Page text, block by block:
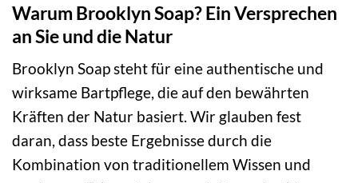
Warum Brooklyn Soap? Ein Versprechen
an Sie und die Natur
Brooklyn Soap steht für eine authentische und
wirksame Bartpflege, die auf den bewährten
Kräften der Natur basiert. Wir glauben fest
daran, dass beste Ergebnisse durch die
Kombination von traditionellem Wissen und